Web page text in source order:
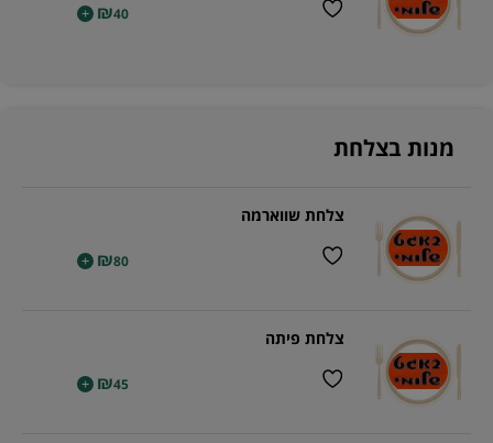
₪40
+
מנות בצלחת
צלחת שווארמה
₪80
+
צלחת פיתה
₪45
+